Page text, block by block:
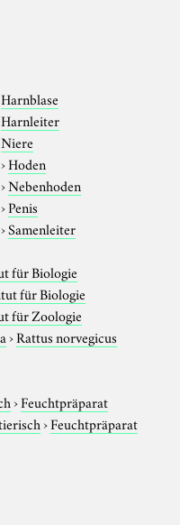
Harnblase
Harnleiter
Niere
›Hoden
›Nebenhoden
›Penis
›Samenleiter
für Biologie
für Biologie
für Zoologie
›Rattus norvegicus
›Feuchtpräparat
›Feuchtpräparat